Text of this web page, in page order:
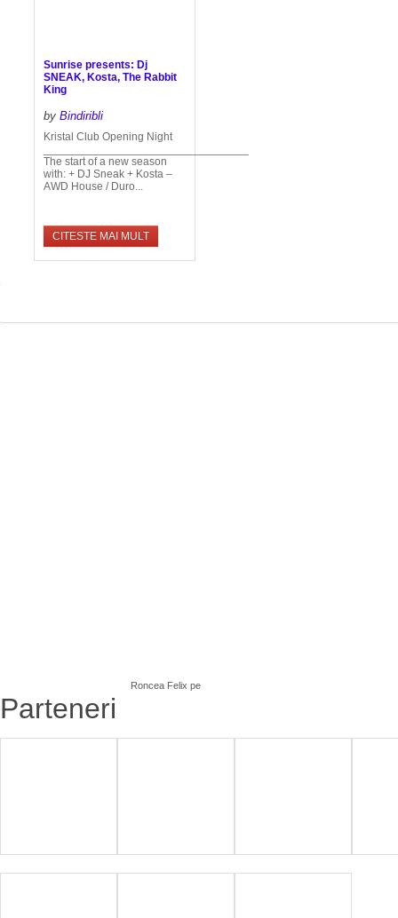
Sunrise presents: Dj
SNEAK, Kosta, The Rabbit
King
byBindiribli
Kristal Club Opening Night
The start of a new season
with: + DJ Sneak + Kosta –
AWD House / Duro...
CITESTE MAI MULT
Roncea Felix pe
Parteneri